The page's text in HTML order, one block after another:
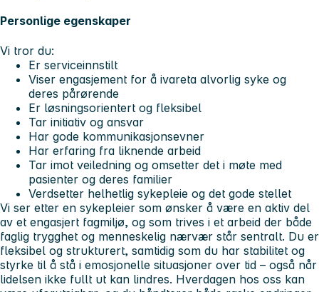
Personlige egenskaper
Vi tror du:
Er serviceinnstilt
Viser engasjement for å ivareta alvorlig syke og
deres pårørende
Er løsningsorientert og fleksibel
Tar initiativ og ansvar
Har gode kommunikasjonsevner
Har erfaring fra liknende arbeid
Tar imot veiledning og omsetter det i møte med
pasienter og deres familier
Verdsetter helhetlig sykepleie og det gode stellet
Vi ser etter en sykepleier som ønsker å være en aktiv del
av et engasjert fagmiljø, og som trives i et arbeid der både
faglig trygghet og menneskelig nærvær står sentralt. Du er
fleksibel og strukturert, samtidig som du har stabilitet og
styrke til å stå i emosjonelle situasjoner over tid – også når
lidelsen ikke fullt ut kan lindres. Hverdagen hos oss kan